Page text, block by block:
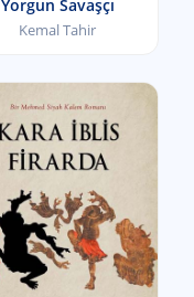
Yorgun Savaşçı
Kemal Tahir